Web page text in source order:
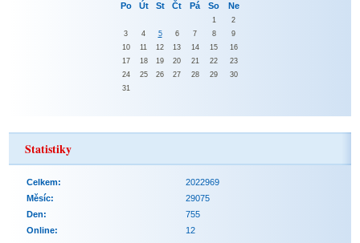
Po Út St Čt Pá So Ne
1
2
3
4 5 6 7 8
9
10
11 12 13 14 15
16
17
18 19 20 21 22
23
24
25 26 27 28 29
30
31
Statistiky
Online: 12
Celkem:
2022969
Měsíc:
29075
Den:
755